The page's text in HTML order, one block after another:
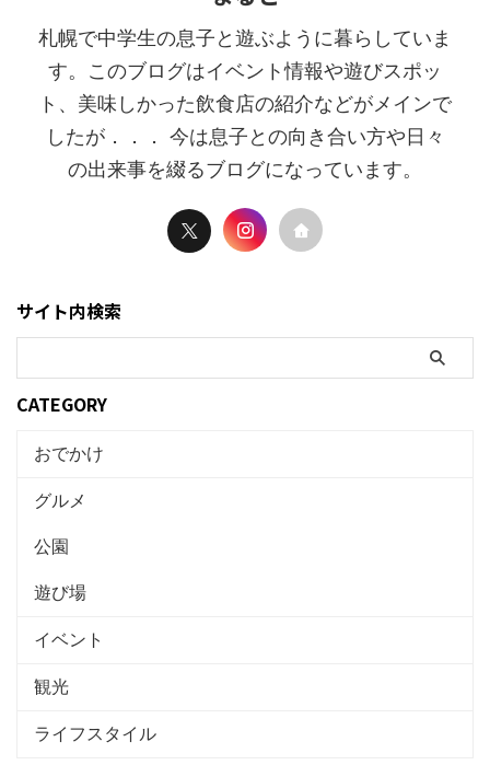
札幌で中学生の息子と遊ぶように暮らしていま
す。このブログはイベント情報や遊びスポッ
ト、美味しかった飲食店の紹介などがメインで
したが．．． 今は息子との向き合い方や日々
の出来事を綴るブログになっています。
サイト内検索
CATEGORY
おでかけ
グルメ
公園
遊び場
イベント
観光
ライフスタイル